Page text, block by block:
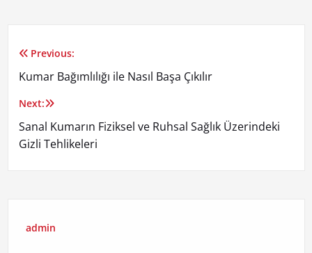
Yazı
gezinmesi
Previous:
Kumar Bağımlılığı ile Nasıl Başa Çıkılır
Next:
Sanal Kumarın Fiziksel ve Ruhsal Sağlık Üzerindeki
Gizli Tehlikeleri
admin